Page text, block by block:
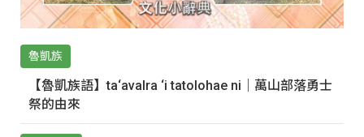
魯凱族
【魯凱族語】ta‘avalra ‘i tatolohae ni｜萬山部落勇士
祭的由來